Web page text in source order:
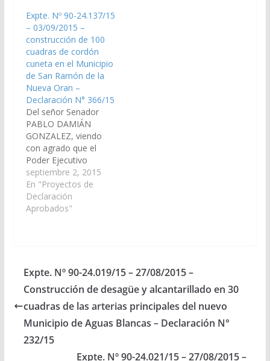
necesarias para la
Pavimentación de 30
cuadras en las arterias
principales del nuevo
Municipio de Aguas
Blancas en el
Departamento…
Expte. Nº 90-24.137/15
– 03/09/2015 –
construcción de 100
cuadras de cordón
cuneta en el Municipio
de San Ramón de la
Nueva Oran –
Declaración N° 366/15
Del señor Senador
PABLO DAMIÁN
GONZALEZ, viendo
con agrado que el
Poder Ejecutivo
Provincial, incluya en el
Proyecto de
Presupuesto General
de la Provincia -
construcción de 100
cuadras de cordón
cuneta en el Municipio
de San Ramón de la
Nueva Oran…
septiembre 2, 2015
En "Proyectos de
Declaración
Aprobados"
Expte. Nº 90-24.019/15 – 27/08/2015 –
Construcción de desagüe y alcantarillado en 30
cuadras de las arterias principales del nuevo
Municipio de Aguas Blancas – Declaración N°
232/15
Expte. Nº 90-24.021/15 – 27/08/2015 –